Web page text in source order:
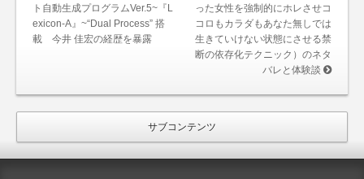
ト自動生成プログラムVer.5~『L
exicon-A』~“Dual Process” 搭
載 今井 佳宏の経歴を暴露
った女性を強制的にホレさせコ
コロもカラダもあなた無しでは
生きていけない状態にさせる禁
断の依存化テクニック）のネタ
バレと体験談
サブコンテンツ